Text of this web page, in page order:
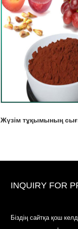
Жүзім тұқымының
INQUIRY FOR
Біздің сайтқа қош